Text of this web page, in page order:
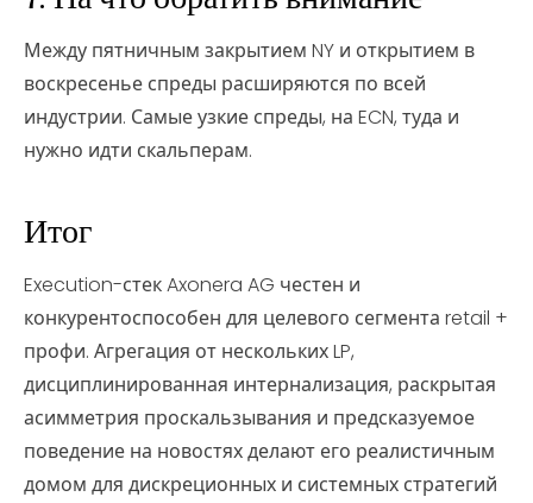
Между пятничным закрытием NY и открытием в
воскресенье спреды расширяются по всей
индустрии. Самые узкие спреды, на ECN, туда и
нужно идти скальперам.
Итог
Execution-стек Axonera AG честен и
конкурентоспособен для целевого сегмента retail +
профи. Агрегация от нескольких LP,
дисциплинированная интернализация, раскрытая
асимметрия проскальзывания и предсказуемое
поведение на новостях делают его реалистичным
домом для дискреционных и системных стратегий